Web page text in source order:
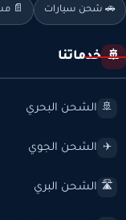
🚗 شحن سيارات 📄
🚢 خدماتنا
🚢 الشحن البحري
✈️ الشحن الجوي
🛣️ الشحن البري